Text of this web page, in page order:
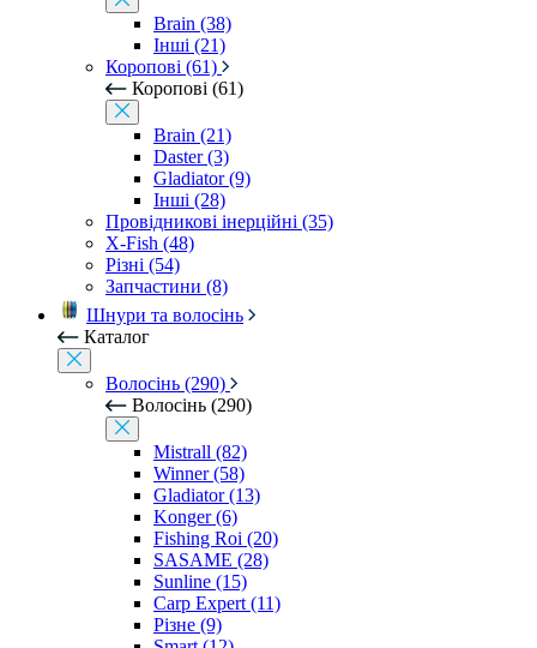
Brain (38)
Інші (21)
Коропові (61)
Коропові (61)
Brain (21)
Daster (3)
Gladiator (9)
Інші (28)
Провідникові інерційні (35)
X-Fish (48)
Різні (54)
Запчастини (8)
Шнури та волосінь
Каталог
Волосінь (290)
Волосінь (290)
Mistrall (82)
Winner (58)
Gladiator (13)
Konger (6)
Fishing Roi (20)
SASAME (28)
Sunline (15)
Carp Expert (11)
Різне (9)